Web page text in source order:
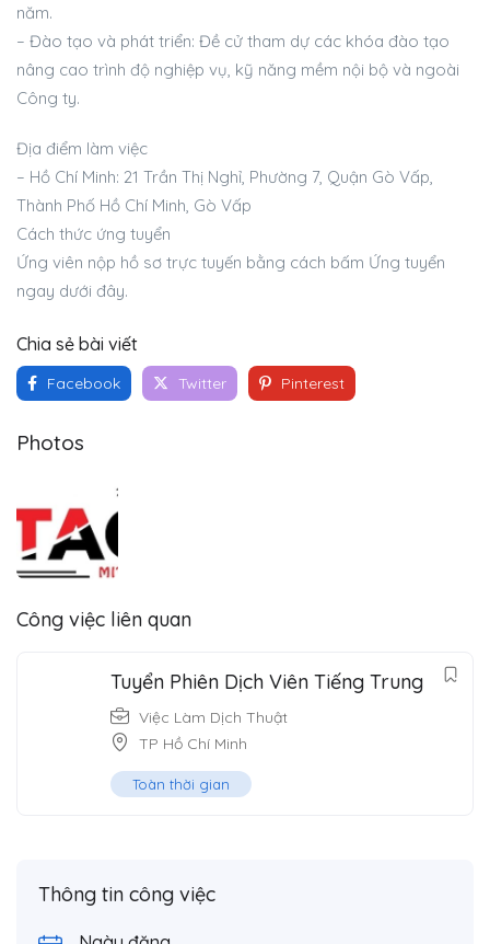
năm.
– Đào tạo và phát triển: Đề cử tham dự các khóa đào tạo
nâng cao trình độ nghiệp vụ, kỹ năng mềm nội bộ và ngoài
Công ty.
Địa điểm làm việc
– Hồ Chí Minh: 21 Trần Thị Nghỉ, Phường 7, Quận Gò Vấp,
Thành Phố Hồ Chí Minh, Gò Vấp
Cách thức ứng tuyển
Ứng viên nộp hồ sơ trực tuyến bằng cách bấm Ứng tuyển
ngay dưới đây.
Chia sẻ bài viết
Facebook Twitter Pinterest
Photos
Công việc liên quan
Tuyển Phiên Dịch Viên Tiếng Trung
Việc Làm Dịch Thuật
TP Hồ Chí Minh
Toàn thời gian
Thông tin công việc